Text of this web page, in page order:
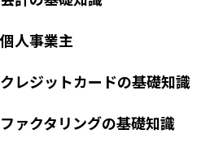
個人事業主
クレジットカードの基礎知識
ファクタリングの基礎知識
いますぐ無料登録